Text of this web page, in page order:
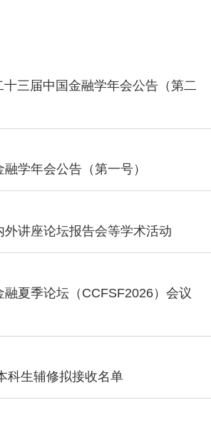
十三届中国金融学年会公告（第二
学年会公告（第一号）
外讲座论坛报告会等学术活动
夏季论坛（CCFSF2026）会议
科生辅修拟接收名单